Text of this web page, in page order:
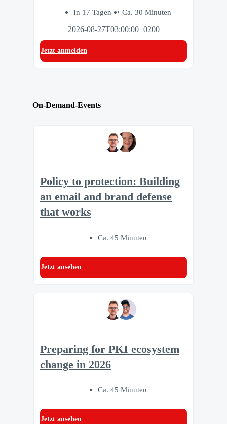
In 17 Tagen
Ca. 30 Minuten
2026-08-27T03:00:00+0200
Jetzt anmelden
On-Demand-Events
Policy to protection: Building
an email and brand defense
that works
Ca. 45 Minuten
Jetzt ansehen
Preparing for PKI ecosystem
change in 2026
Ca. 45 Minuten
Jetzt ansehen